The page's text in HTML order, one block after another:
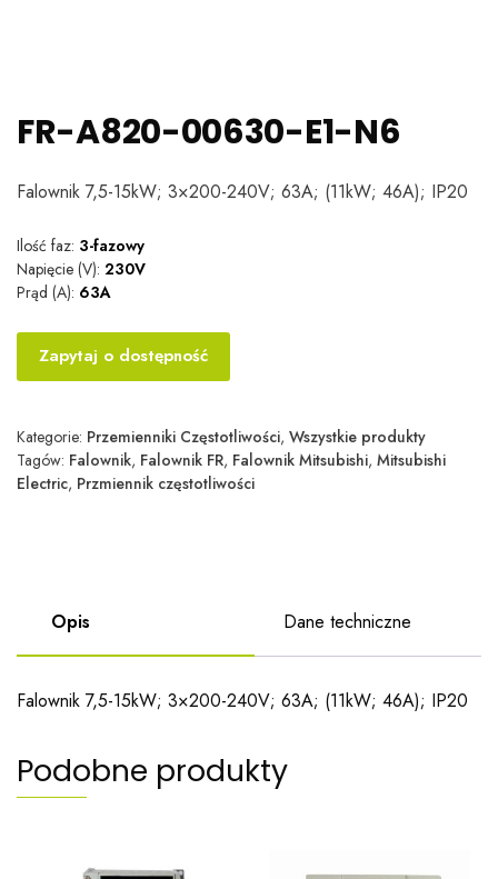
FR-A820-00630-E1-N6
Falownik 7,5-15kW; 3×200-240V; 63A; (11kW; 46A); IP20
Ilość faz: 3-fazowy
Napięcie (V): 230V
Prąd (A): 63A
Zapytaj o dostępność
Kategorie: Przemienniki Częstotliwości, Wszystkie produkty
Tagów: Falownik, Falownik FR, Falownik Mitsubishi, Mitsubishi
Electric, Przmiennik częstotliwości
Opis Dane techniczne
Falownik 7,5-15kW; 3×200-240V; 63A; (11kW; 46A); IP20
Podobne produkty